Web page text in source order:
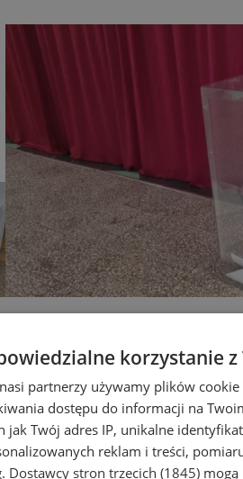
Jak głosowali
korzystanie z
partnerzy używamy plików
dostępu do informacji na
jak Twój adres IP, unikalne
reklam i treści,
Dostawcy stron trzecich (1845) mogą